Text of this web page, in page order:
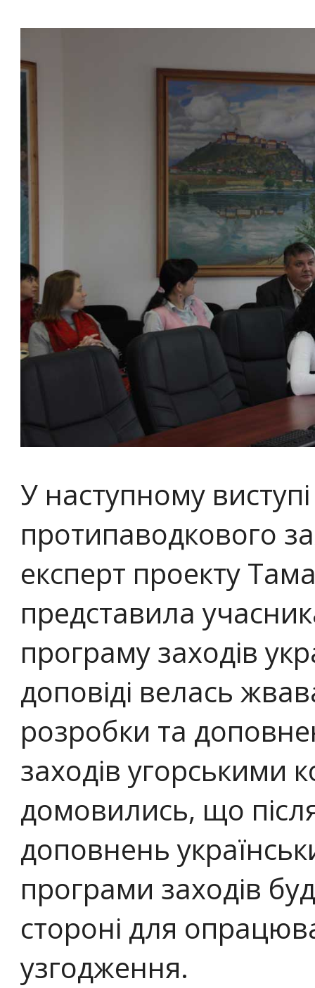
У наступному
протипаводкового
експерт проекту
представила
програму заходів
доповіді велась
розробки та
заходів угорськими
домовились, що
доповнень
програми заходів
стороні для
узгодження.